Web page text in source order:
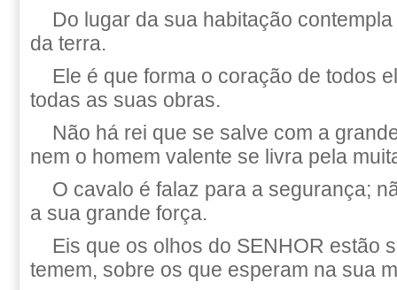
Do lugar da sua habitação
da terra.
Ele é que forma o coração de todos
todas as suas obras.
Não há rei que se salve com a
nem o homem valente se livra pela
O cavalo é falaz para a segurança;
a sua grande força.
Eis que os olhos do SENHOR estão
temem, sobre os que esperam na sua